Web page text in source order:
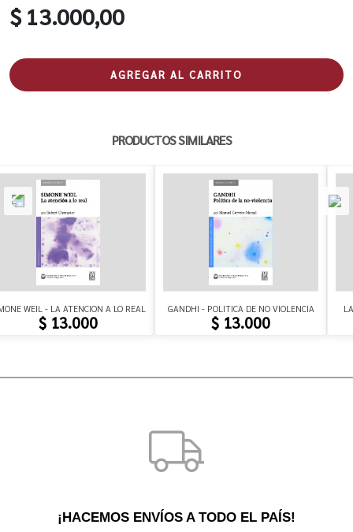
$ 13.000,00
AGREGAR AL CARRITO
PRODUCTOS SIMILARES
WEIL - LA ATENCION A LO REAL
$ 13.000
GANDHI - POLITICA DE NO VIOLENCIA
$ 13.000
¡HACEMOS ENVÍOS A TODO EL PAÍS!